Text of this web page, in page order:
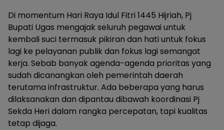
Di momentum Hari Raya Idul Fitri 1445 Hijriah, Pj
Bupati Ugas mengajak seluruh pegawai untuk
kembali suci termasuk pikiran dan hati untuk fokus
lagi ke pelayanan publik dan fokus lagi semangat
kerja. Sebab banyak agenda-agenda prioritas yang
sudah dicanangkan oleh pemerintah daerah
terutama infrastruktur. Ada beberapa yang harus
dilaksanakan dan dipantau dibawah koordinasi Pj
Sekda Heri dalam rangka percepatan, tapi kualitas
tetap dijaga.